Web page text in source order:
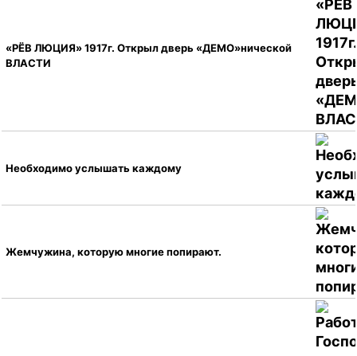
«РЁВ ЛЮЦИЯ» 1917г. Открыл дверь «ДЕМО»нической
ВЛАСТИ
Необходимо услышать каждому
Жемчужина, которую многие попирают.